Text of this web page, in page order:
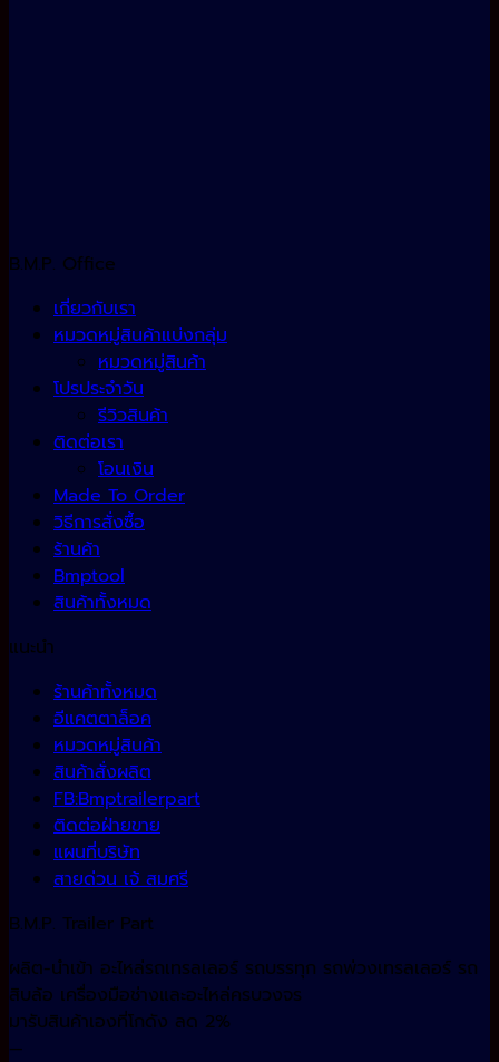
B.M.P. Office
เกี่ยวกับเรา
หมวดหมู่สินค้าแบ่งกลุ่ม
หมวดหมู่สินค้า
โปรประจำวัน
รีวิวสินค้า
ติดต่อเรา
โอนเงิน
Made To Order
วิธีการสั่งซื้อ
ร้านค้า
Bmptool
สินค้าทั้งหมด
แนะนำ
ร้านค้าทั้งหมด
อีแคตตาล็อค
หมวดหมู่สินค้า
สินค้าสั่งผลิต
FB:Bmptrailerpart
ติดต่อฝ่ายขาย
แผนที่บริษัท
สายด่วน เจ้ สมศรี
B.M.P. Trailer Part
ผลิต-นำเข้า อะไหล่รถเทรลเลอร์ รถบรรทุก รถพ่วงเทรลเลอร์ รถ
สิบล้อ เครื่องมือช่างและอะไหล่ครบวงจร
มารับสินค้าเองที่โกดัง ลด 2%
—